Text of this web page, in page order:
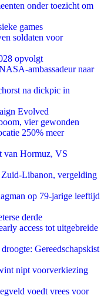
onder toezicht om
games
soldaten voor
opvolgt
ambassadeur naar
na dickpic in
Evolved
vier gewonden
250% meer
van Hormuz, VS
Libanon, vergelding
op 79-jarige leeftijd
derde
access tot uitgebreide
Gereedschapskist
nipt voorverkiezing
voedt vrees voor